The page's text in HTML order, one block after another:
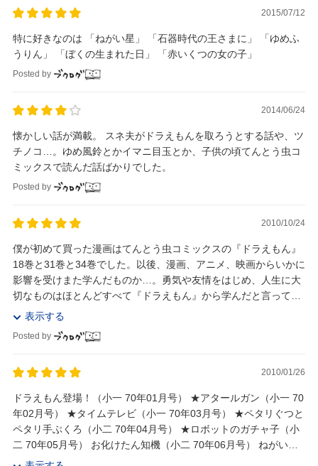
2015/07/12
特に好きなのは 「ねがい星」 「石器時代の王さまに」 「ゆめふ
うりん」 「ぼくの生まれた日」 「赤いくつの女の子」
Posted by
2014/06/24
懐かしい話が満載。 スネ夫がドラえもんを取ろうとする話や、ツ
チノコ…。ゆめ風鈴とかイマニ目玉とか、子供の頃てんとう虫コ
ミックスで読んだ話ばかりでした。
Posted by
2010/10/24
僕が初めて買った漫画はてんとう虫コミックスの『ドラえもん』
18巻と31巻と34巻でした。以後、漫画、アニメ、映画からいかに
影響を受けまた学んだものか…。勇気や友情をはじめ、人生に大
切なものはほとんどすべて『ドラえもん』から学んだと言って過
表示する
Posted by
2010/01/26
ドラえもん登場！（小一 70年01月号） ★アタールガン（小一 70
年02月号） ★タイムテレビ（小一 70年03月号） ★ペタリぐつと
ペタリ手ぶくろ（小二 70年04月号） ★ロボットのガチャ子（小
二 70年05月号） お化けたん知機（小二 70年06月号） ねがい星
（小二 7...